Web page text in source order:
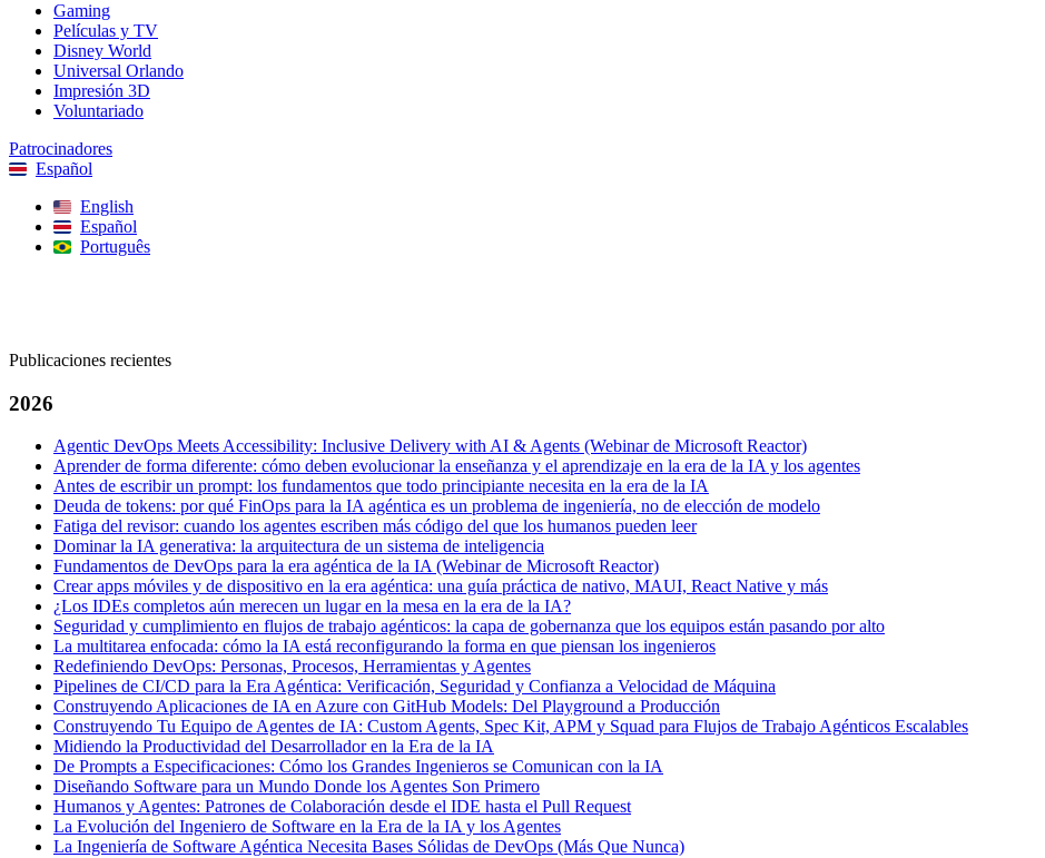
Gaming
Películas y TV
Disney World
Universal Orlando
Impresión 3D
Voluntariado
Patrocinadores
Español
English
Español
Português
Publicaciones recientes
2026
Agentic DevOps Meets Accessibility: Inclusive Delivery with AI & Agents (Webinar de Microsoft Reactor)
Aprender de forma diferente: cómo deben evolucionar la enseñanza y el aprendizaje en la era de la IA y los agentes
Antes de escribir un prompt: los fundamentos que todo principiante necesita en la era de la IA
Deuda de tokens: por qué FinOps para la IA agéntica es un problema de ingeniería, no de elección de modelo
Fatiga del revisor: cuando los agentes escriben más código del que los humanos pueden leer
Dominar la IA generativa: la arquitectura de un sistema de inteligencia
Fundamentos de DevOps para la era agéntica de la IA (Webinar de Microsoft Reactor)
Crear apps móviles y de dispositivo en la era agéntica: una guía práctica de nativo, MAUI, React Native y más
¿Los IDEs completos aún merecen un lugar en la mesa en la era de la IA?
Seguridad y cumplimiento en flujos de trabajo agénticos: la capa de gobernanza que los equipos están pasando por alto
La multitarea enfocada: cómo la IA está reconfigurando la forma en que piensan los ingenieros
Redefiniendo DevOps: Personas, Procesos, Herramientas y Agentes
Pipelines de CI/CD para la Era Agéntica: Verificación, Seguridad y Confianza a Velocidad de Máquina
Construyendo Aplicaciones de IA en Azure con GitHub Models: Del Playground a Producción
Construyendo Tu Equipo de Agentes de IA: Custom Agents, Spec Kit, APM y Squad para Flujos de Trabajo Agénticos Escalables
Midiendo la Productividad del Desarrollador en la Era de la IA
De Prompts a Especificaciones: Cómo los Grandes Ingenieros se Comunican con la IA
Diseñando Software para un Mundo Donde los Agentes Son Primero
Humanos y Agentes: Patrones de Colaboración desde el IDE hasta el Pull Request
La Evolución del Ingeniero de Software en la Era de la IA y los Agentes
La Ingeniería de Software Agéntica Necesita Bases Sólidas de DevOps (Más Que Nunca)